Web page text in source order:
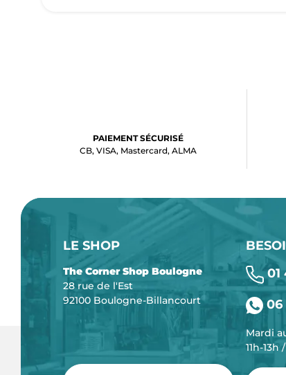
PAIEMENT SÉCURISÉ
CB, VISA, Mastercard, ALMA
LE SHOP
The Corner Shop Boulogne
28 rue de l'Est
92100 Boulogne-Billancourt
01
06
Mardi
11h-13h